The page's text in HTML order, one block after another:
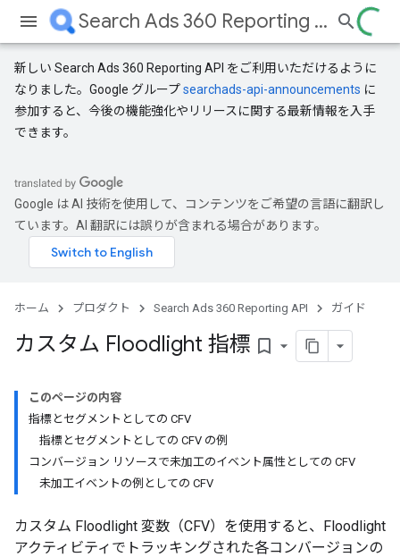
Search Ads 360 Reporting API
新しい Search Ads 360 Reporting API をご利用いただけるように
なりました。Google グループsearchads-api-announcements に
参加すると、今後の機能強化やリリースに関する最新情報を入手
できます。
Google は AI 技術を使用して、コンテンツをご希望の言語に翻訳し
ています。AI 翻訳には誤りが含まれる場合があります。
ホーム プロダクト Search Ads 360 Reporting API ガイド
カスタム Floodlight 指標 bookmark_border
このページの内容
指標とセグメントとしての CFV
指標とセグメントとしての CFV の例
コンバージョン リソースで未加工のイベント属性としての CFV
未加工イベントの例としての CFV
カスタム Floodlight 変数（CFV）を使用すると、Floodlight
アクティビティでトラッキングされた各コンバージョンの